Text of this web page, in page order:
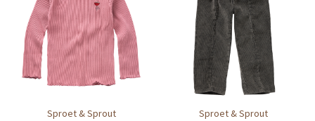
Sproet & Sprout Sproet & Sprout